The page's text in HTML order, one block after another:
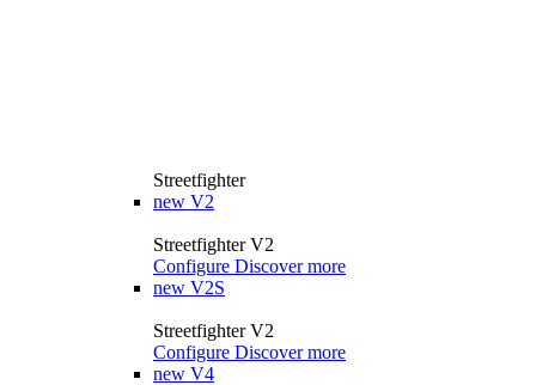
Streetfighter
new V2
Streetfighter V2
Configure Discover more
new V2S
Streetfighter V2
Configure Discover more
new V4